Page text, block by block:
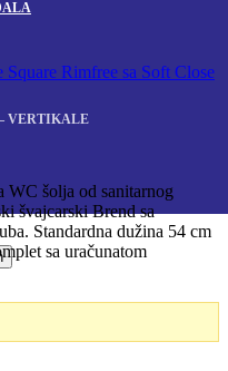
VERTIKALE
Rimfree sa Soft Close
RSD.
šolja od sanitarnog
švajcarski Brend sa
Standardna dužina 54 cm
sa uračunatom